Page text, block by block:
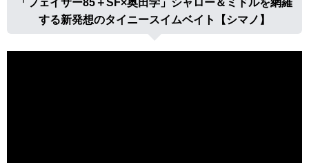
する新発想のタイニースイムベイト【シマノ】